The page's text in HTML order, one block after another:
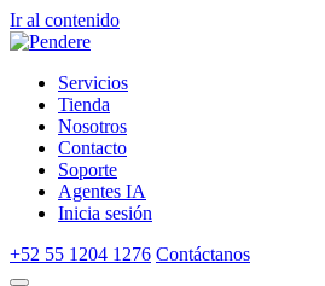
Ir al contenido
Servicios
Tienda
Nosotros
Contacto
Soporte
Agentes IA
Inicia sesión
+52 55 1204 1276 Contáctanos